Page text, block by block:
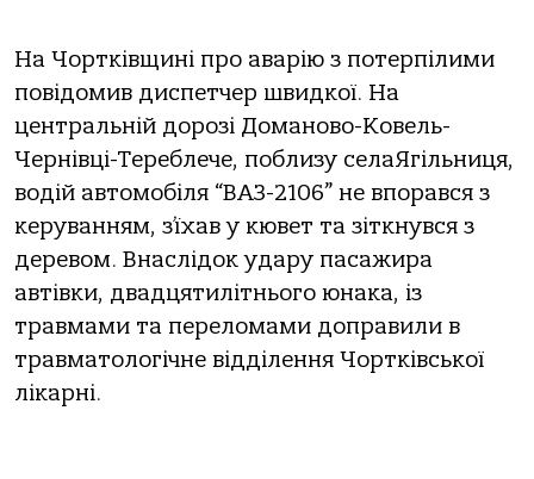
На Чортківщині про аварію з потерпілими
повідомив диспетчер швидкої. На
центральній дорозі Доманово-Ковель-
Чернівці-Тереблече, поблизу селаЯгільниця,
водій автомобіля “ВАЗ-2106” не впорався з
керуванням, з’їхав у кювет та зіткнувся з
деревом. Внаслідок удару пасажира
автівки, двадцятилітнього юнака, із
травмами та переломами доправили в
травматологічне відділення Чортківської
лікарні.